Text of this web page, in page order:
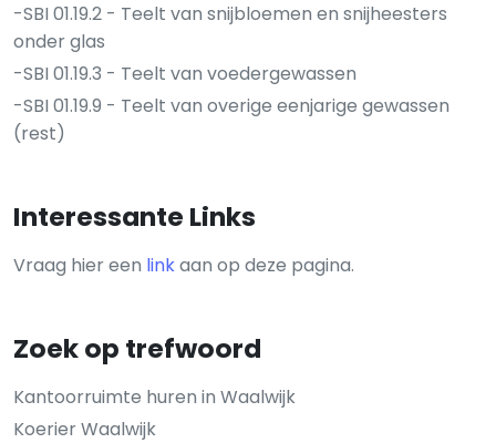
-SBI 01.19.2 - Teelt van snijbloemen en snijheesters
onder glas
-SBI 01.19.3 - Teelt van voedergewassen
-SBI 01.19.9 - Teelt van overige eenjarige gewassen
(rest)
Interessante Links
Vraag hier een linkaan op deze pagina.
Zoek op trefwoord
Kantoorruimte huren in Waalwijk
Koerier Waalwijk